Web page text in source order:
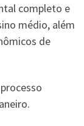
completo e
médio, além
de